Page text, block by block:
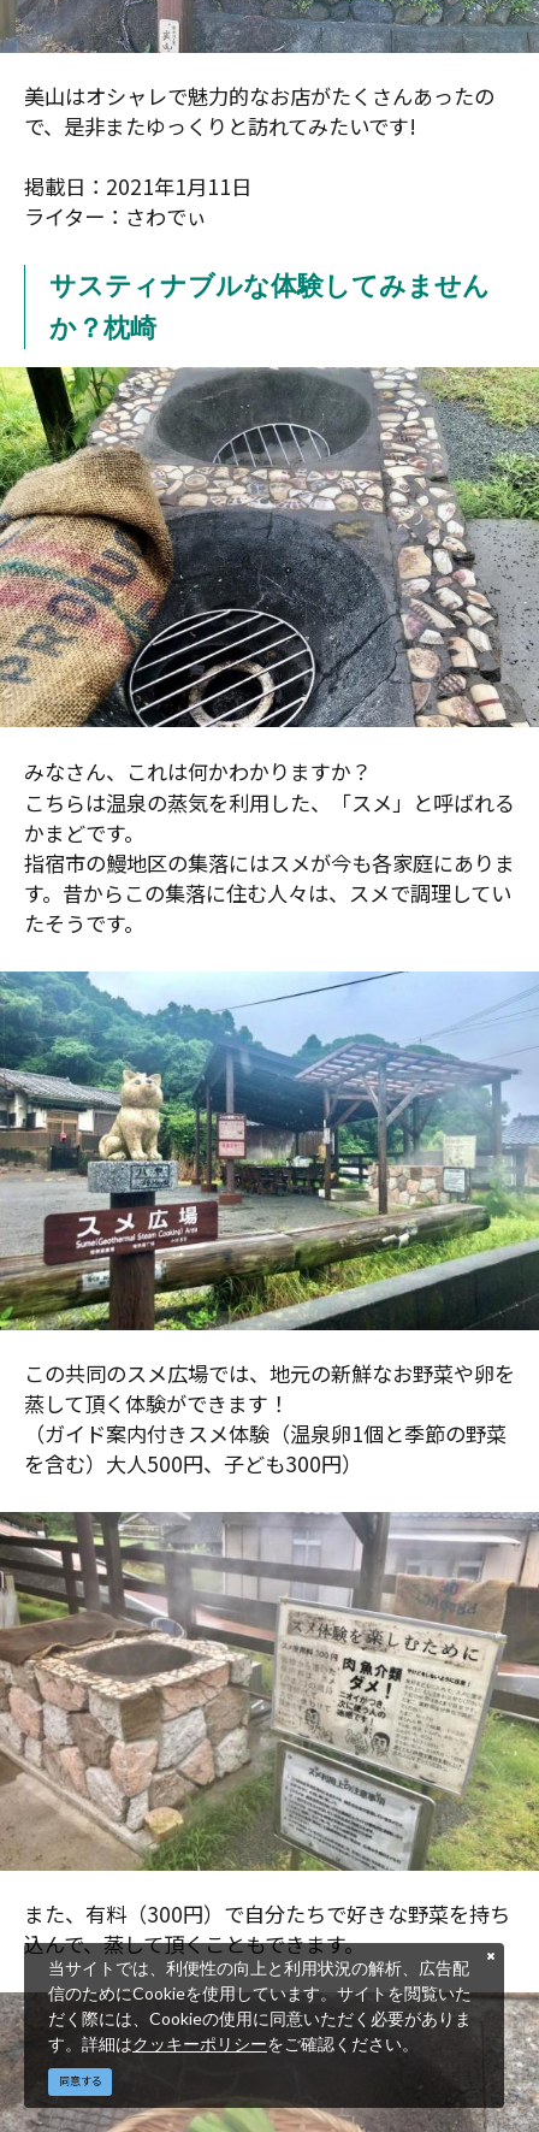
美山はオシャレで魅力的なお店がたくさんあったの
で、是非またゆっくりと訪れてみたいです!
掲載日：2021年1月11日
ライター：さわでぃ
サスティナブルな体験してみません
か？枕崎
みなさん、これは何かわかりますか？
こちらは温泉の蒸気を利用した、「スメ」と呼ばれる
かまどです。
指宿市の鰻地区の集落にはスメが今も各家庭にありま
す。昔からこの集落に住む人々は、スメで調理してい
たそうです。
この共同のスメ広場では、地元の新鮮なお野菜や卵を
蒸して頂く体験ができます！
（ガイド案内付きスメ体験（温泉卵1個と季節の野菜
を含む）大人500円、子ども300円）
また、有料（300円）で自分たちで好きな野菜を持ち
込んで、蒸して頂くこともできます。
当サイトでは、利便性の向上と利用状況の解析、広告配
信のためにCookieを使用しています。サイトを閲覧いた
だく際には、Cookieの使用に同意いただく必要がありま
す。詳細はクッキーポリシーをご確認ください。
同意する